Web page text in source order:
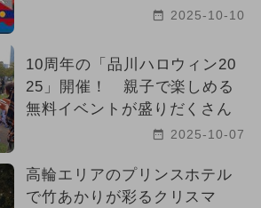
2025-10-10
10周年の「品川ハロウィン20
25」開催！ 親子で楽しめる
無料イベントが盛りだくさん
2025-10-07
高輪エリアのプリンスホテル
で竹あかりが彩るクリスマ